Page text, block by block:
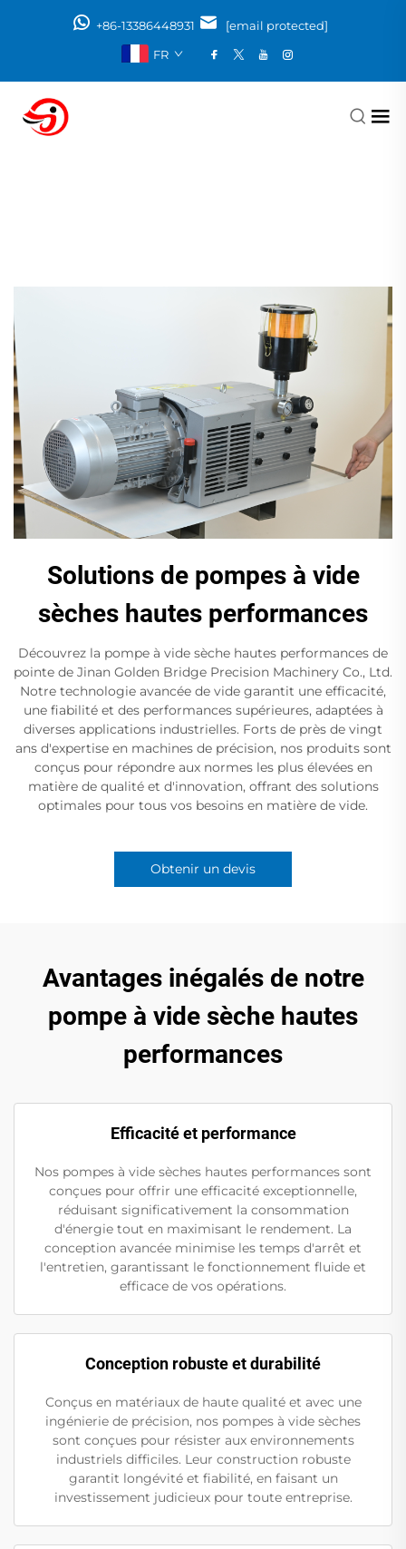
+86-13386448931
[email protected]
FR
Solutions de pompes à vide
sèches hautes performances
Découvrez la pompe à vide sèche hautes performances de
pointe de Jinan Golden Bridge Precision Machinery Co., Ltd.
Notre technologie avancée de vide garantit une efficacité,
une fiabilité et des performances supérieures, adaptées à
diverses applications industrielles. Forts de près de vingt
ans d'expertise en machines de précision, nos produits sont
conçus pour répondre aux normes les plus élevées en
matière de qualité et d'innovation, offrant des solutions
optimales pour tous vos besoins en matière de vide.
Obtenir un devis
Avantages inégalés de notre
pompe à vide sèche hautes
performances
Efficacité et performance
Nos pompes à vide sèches hautes performances sont
conçues pour offrir une efficacité exceptionnelle,
réduisant significativement la consommation
d'énergie tout en maximisant le rendement. La
conception avancée minimise les temps d'arrêt et
l'entretien, garantissant le fonctionnement fluide et
efficace de vos opérations.
Conception robuste et durabilité
Conçus en matériaux de haute qualité et avec une
ingénierie de précision, nos pompes à vide sèches
sont conçues pour résister aux environnements
industriels difficiles. Leur construction robuste
garantit longévité et fiabilité, en faisant un
investissement judicieux pour toute entreprise.